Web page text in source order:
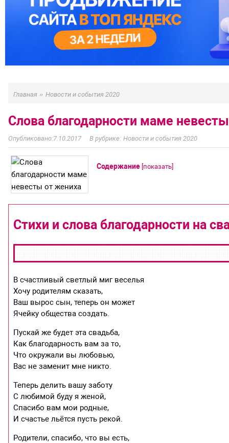
Главная » Новости и события 2020
Слова благодарности маме
7.10.2017 Новости и события 2020
Содержание [показать]
Стихи и слова благодарности на
В счастливый светлый миг веселья
Хочу родителям сказать,
Ваш вырос сын, теперь он может
Ячейку общества создать.
Пускай же будет эта свадьба,
Как благодарность вам за то,
Что окружали вы любовью,
Вас не заменит мне никто.
Теперь делить вашу заботу
С любимой буду я женой,
Спасибо вам мои родные,
И счастье льётся пусть рекой.
Родители, спасибо, что вы есть,